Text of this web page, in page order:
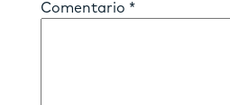
Comentario *